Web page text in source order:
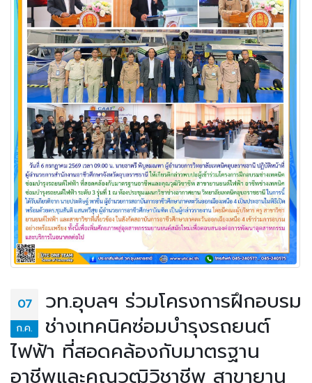
07
ก.ค.
วท.อุบลฯ ร่วมโครงการฝึกอบรม
ช่างเทคนิคซ่อมบำรุงรถยนต์
ไฟฟ้า ที่สอดคล้องกับมาตรฐาน
อาชีพและคุณวุฒิวิชาชีพ สาขายาน